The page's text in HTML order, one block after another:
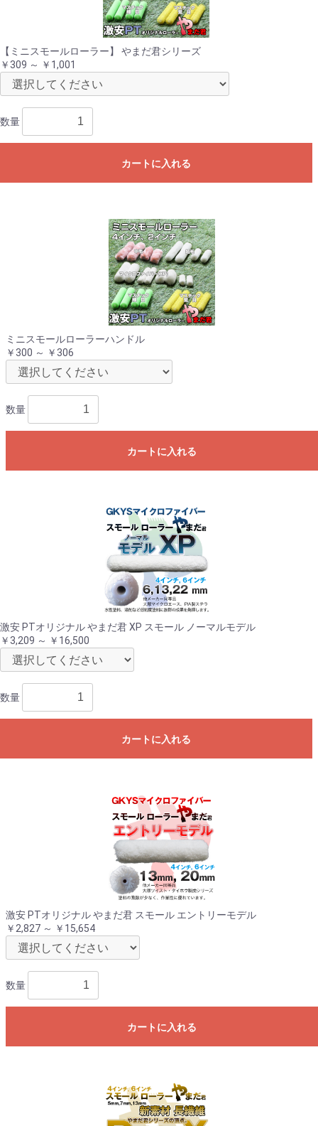
【ミニスモールローラー】 やまだ君シリーズ
￥309 ～ ￥1,001
数量
カートに入れる
ミニスモールローラーハンドル
￥300 ～ ￥306
数量
カートに入れる
激安 PTオリジナル やまだ君 XP スモール ノーマルモデル
￥3,209 ～ ￥16,500
数量
カートに入れる
激安 PTオリジナル やまだ君 スモール エントリーモデル
￥2,827 ～ ￥15,654
数量
カートに入れる